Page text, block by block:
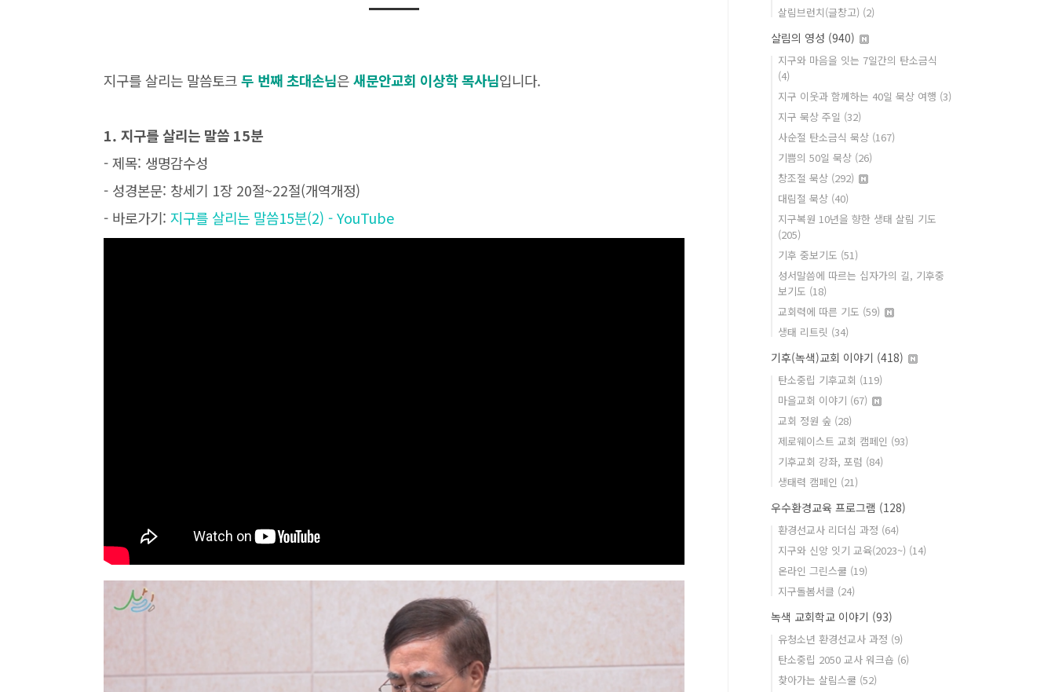
지구를 살리는 말씀토크두 번째 초대손님은새문안교회 이상학 목사님입니다.
1. 지구를 살리는 말씀 15분
- 제목: 생명감수성
- 성경본문: 창세기 1장 20절~22절(개역개정)
- 바로가기: 지구를 살리는 말씀15분(2) - YouTube
살림브런치(글창고) (2)
살림의 영성 (940)
지구와 마음을 잇는 7일간의 탄소금식
(4)
지구 이웃과 함께하는 40일 묵상 여행 (3)
지구 묵상 주일 (32)
사순절 탄소금식 묵상 (167)
기쁨의 50일 묵상 (26)
창조절 묵상 (292)
대림절 묵상 (40)
지구복원 10년을 향한 생태 살림 기도
(205)
기후 중보기도 (51)
성서말씀에 따르는 십자가의 길, 기후중
보기도 (18)
교회력에 따른 기도 (59)
생태 리트릿 (34)
기후(녹색)교회 이야기 (418)
탄소중립 기후교회 (119)
마을교회 이야기 (67)
교회 정원 숲 (28)
제로웨이스트 교회 캠페인 (93)
기후교회 강좌, 포럼 (84)
생태력 캠페인 (21)
우수환경교육 프로그램 (128)
환경선교사 리더십 과정 (64)
지구와 신앙 잇기 교육(2023~) (14)
온라인 그린스쿨 (19)
지구돌봄서클 (24)
녹색 교회학교 이야기 (93)
유청소년 환경선교사 과정 (9)
탄소중립 2050 교사 워크숍 (6)
찾아가는 살림스쿨 (52)